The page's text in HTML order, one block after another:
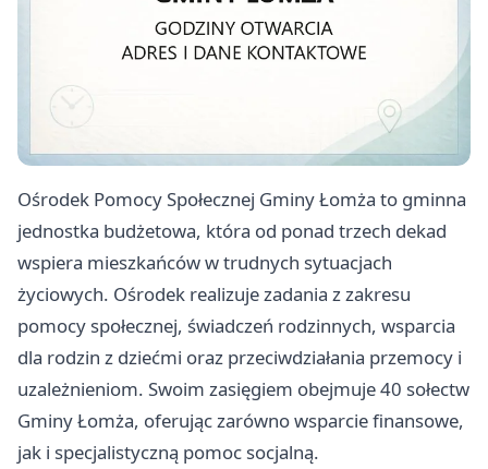
Ośrodek Pomocy Społecznej Gminy Łomża to gminna
jednostka budżetowa, która od ponad trzech dekad
wspiera mieszkańców w trudnych sytuacjach
życiowych. Ośrodek realizuje zadania z zakresu
pomocy społecznej, świadczeń rodzinnych, wsparcia
dla rodzin z dziećmi oraz przeciwdziałania przemocy i
uzależnieniom. Swoim zasięgiem obejmuje 40 sołectw
Gminy Łomża, oferując zarówno wsparcie finansowe,
jak i specjalistyczną pomoc socjalną.